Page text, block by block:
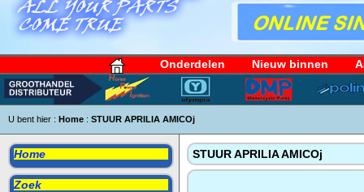
Onderdelen Nieuw binnen
U bent hier : Home : STUUR APRILIA AMICOj
Home
Zoek
STUUR APRILIA AMICOj